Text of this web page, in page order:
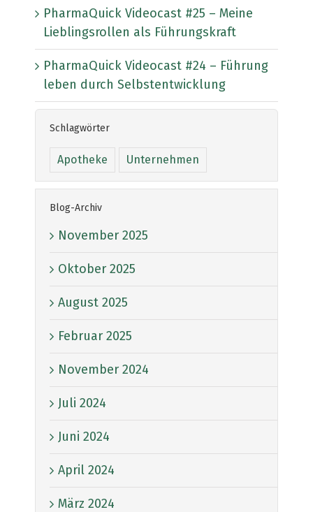
PharmaQuick Videocast #25 – Meine
Lieblingsrollen als Führungskraft
PharmaQuick Videocast #24 – Führung
leben durch Selbstentwicklung
Schlagwörter
Apotheke Unternehmen
Blog-Archiv
November 2025
Oktober 2025
August 2025
Februar 2025
November 2024
Juli 2024
Juni 2024
April 2024
März 2024